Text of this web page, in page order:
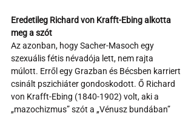
Eredetileg Richard von Krafft-Ebing alkotta
meg a szót
Az azonban, hogy Sacher-Masoch egy
szexuális fétis névadója lett, nem rajta
múlott. Erről egy Grazban és Bécsben karriert
csinált pszichiáter gondoskodott. Ő Richard
von Krafft-Ebing (1840-1902) volt, aki a
„mazochizmus” szót a „Vénusz bundában”